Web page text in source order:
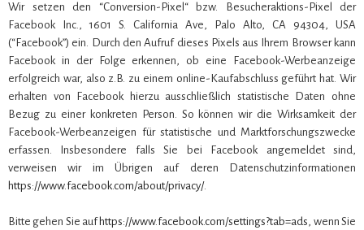
Wir setzen den “Conversion-Pixel“ bzw. Besucheraktions-Pixel der
Facebook Inc., 1601 S. California Ave, Palo Alto, CA 94304, USA
(“Facebook”) ein. Durch den Aufruf dieses Pixels aus Ihrem Browser kann
Facebook in der Folge erkennen, ob eine Facebook-Werbeanzeige
erfolgreich war, also z.B. zu einem online-Kaufabschluss geführt hat. Wir
erhalten von Facebook hierzu ausschließlich statistische Daten ohne
Bezug zu einer konkreten Person. So können wir die Wirksamkeit der
Facebook-Werbeanzeigen für statistische und Marktforschungszwecke
erfassen. Insbesondere falls Sie bei Facebook angemeldet sind,
verweisen wir im Übrigen auf deren Datenschutzinformationen
https://www.facebook.com/about/privacy/.
Bitte gehen Sie auf https://www.facebook.com/settings?tab=ads, wenn Sie